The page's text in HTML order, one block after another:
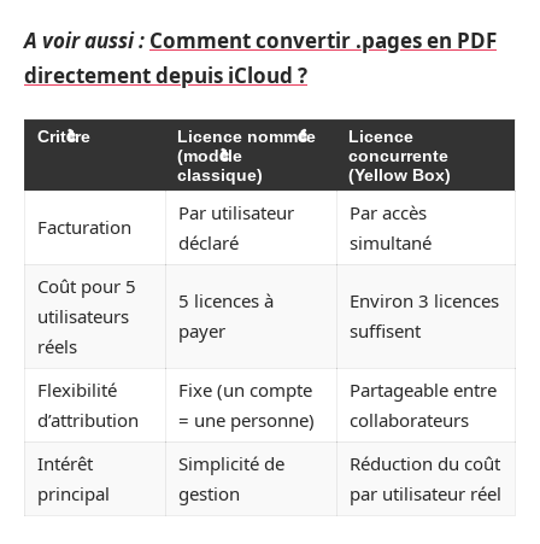
A voir aussi : Comment convertir .pages en PDF
directement depuis iCloud ?
Critère
Licence nommée
(modèle
classique)
Licence
concurrente
(Yellow Box)
Facturation
Par utilisateur
déclaré
Par accès
simultané
Coût pour 5
utilisateurs
réels
5 licences à
payer
Environ 3 licences
suffisent
Flexibilité
d’attribution
Fixe (un compte
= une personne)
Partageable entre
collaborateurs
Intérêt
principal
Simplicité de
gestion
Réduction du coût
par utilisateur réel